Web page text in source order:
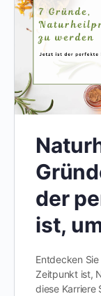
der
ist,
Entdecken
Zeitpunkt ist,
diese Karriere